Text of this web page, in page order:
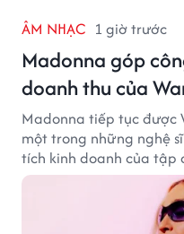
ÂM NHẠC 1 giờ trước
Madonna góp
doanh thu của
Madonna tiếp tục được
một trong những nghệ
tích kinh doanh của tập